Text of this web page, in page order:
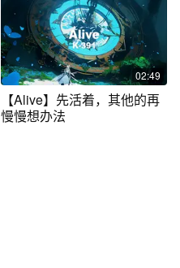
02:49
【Alive】先活着，其他的再
慢慢想办法